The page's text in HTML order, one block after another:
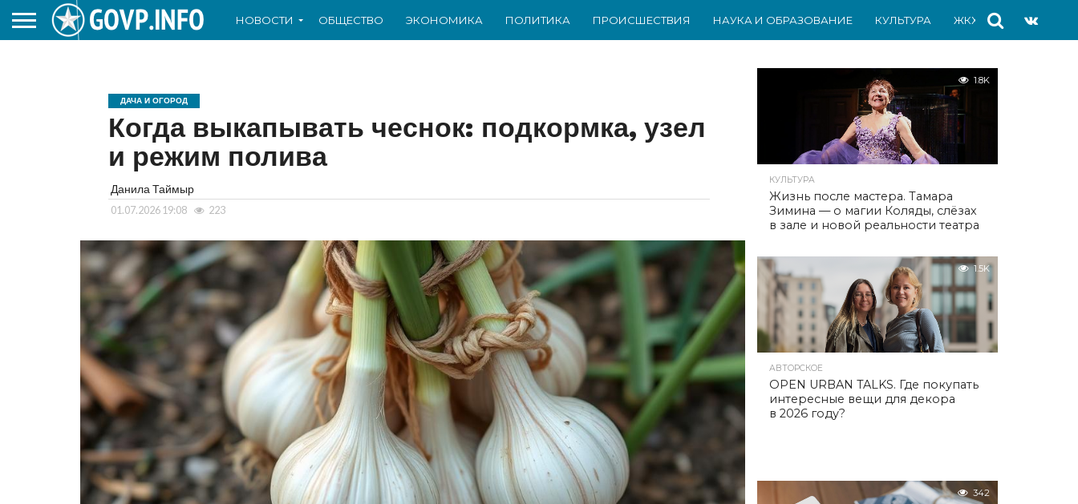
НОВОСТИ ОБЩЕСТВО ЭКОНОМИКА ПОЛИТИКА ПРОИСШЕСТВИЯ НАУКА И ОБРАЗОВАНИЕ КУЛЬТУРА ЖКХ СПОРТ
ДАЧА И ОГОРОД
Когда выкапывать чеснок: подкормка, узел
и режим полива
Данила Таймыр
01.07.2026 19:08 223
1.8K
КУЛЬТУРА
Жизнь после мастера. Тамара
Зимина — о магии Коляды, слёзах
в зале и новой реальности театра
1.5K
АВТОРСКОЕ
OPEN URBAN TALKS. Где покупать
интересные вещи для декора
в 2026 году?
342